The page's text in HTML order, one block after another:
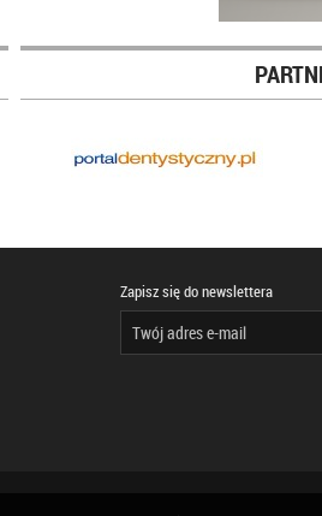
Zapisz się do newslettera